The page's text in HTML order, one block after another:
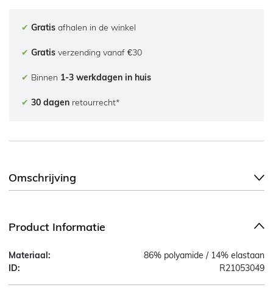
✔ Gratis afhalen in de winkel
✔ Gratis verzending vanaf €30
✔ Binnen 1-3 werkdagen in huis
✔ 30 dagen retourrecht*
Omschrijving
Product Informatie
Materiaal:
86% polyamide / 14% elastaan
ID:
R21053049